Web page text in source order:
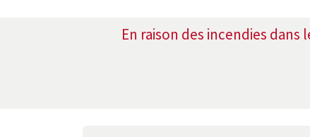
En raison des incendies